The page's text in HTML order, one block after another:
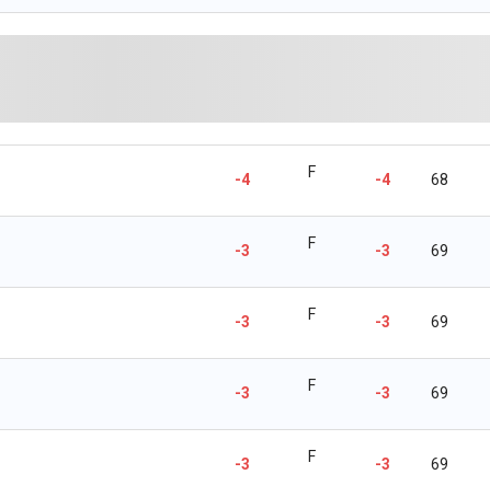
-4 F -4 68
-3 F -3 69
-3 F -3 69
-3 F -3 69
-3 F -3 69